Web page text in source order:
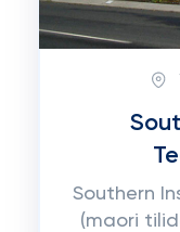
Southern
(maori